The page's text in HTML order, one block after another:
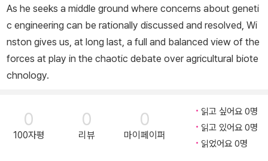
As he seeks a middle ground where concerns about geneti
c engineering can be rationally discussed and resolved, Wi
nston gives us, at long last, a full and balanced view of the
forces at play in the chaotic debate over agricultural biote
chnology.
0
100자평
0
리뷰
0
마이페이퍼
읽고 싶어요 0명
읽고 있어요 0명
읽었어요 0명